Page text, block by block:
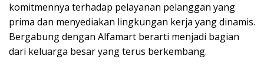
komitmennya terhadap pelayanan pelanggan yang
prima dan menyediakan lingkungan kerja yang dinamis.
Bergabung dengan Alfamart berarti menjadi bagian
dari keluarga besar yang terus berkembang.